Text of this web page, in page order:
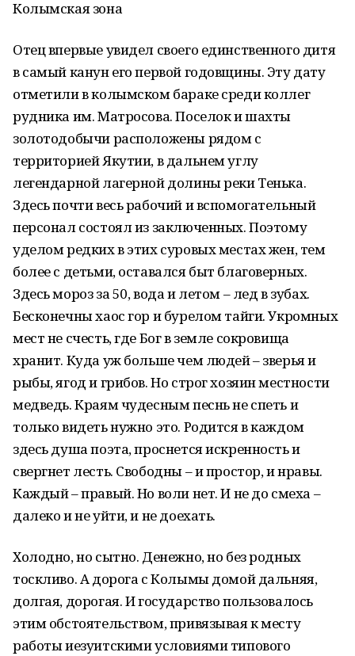
Колымская зона
Отец впервые увидел своего единственного дитя
в самый канун его первой годовщины. Эту дату
отметили в колымском бараке среди коллег
рудника им. Матросова. Поселок и шахты
золотодобычи расположены рядом с
территорией Якутии, в дальнем углу
легендарной лагерной долины реки Тенька.
Здесь почти весь рабочий и вспомогательный
персонал состоял из заключенных. Поэтому
уделом редких в этих суровых местах жен, тем
более с детьми, оставался быт благоверных.
Здесь мороз за 50, вода и летом – лед в зубах.
Бесконечны хаос гор и бурелом тайги. Укромных
мест не счесть, где Бог в земле сокровища
хранит. Куда уж больше чем людей – зверья и
рыбы, ягод и грибов. Но строг хозяин местности
медведь. Краям чудесным песнь не спеть и
только видеть нужно это. Родится в каждом
здесь душа поэта, проснется искренность и
свергнет лесть. Свободны – и простор, и нравы.
Каждый – правый. Но воли нет. И не до смеха –
далеко и не уйти, и не доехать.
Холодно, но сытно. Денежно, но без родных
тоскливо. А дорога с Колымы домой дальняя,
долгая, дорогая. И государство пользовалось
этим обстоятельством, привязывая к месту
работы иезуитскими условиями типового